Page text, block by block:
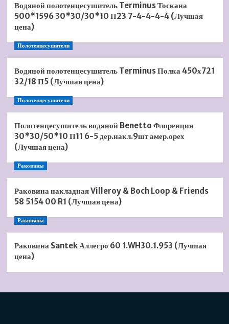
Водяной полотенцесушитель Terminus Тоскана
500*1596 30*30/30*10 П23 7-4-4-4-4 (Лучшая
цена)
Полотенцесушители
Водяной полотенцесушитель Terminus Полка 450х721
32/18 П5 (Лучшая цена)
Полотенцесушители
Полотенцесушитель водяной Benetto Флоренция
30*30/50*10 П11 6-5 дер.накл.9шт амер.орех
(Лучшая цена)
Раковины
Раковина накладная Villeroy & Boch Loop & Friends
58 5154 00 R1 (Лучшая цена)
Раковины
Раковина Santek Аллегро 60 1.WH30.1.953 (Лучшая
цена)